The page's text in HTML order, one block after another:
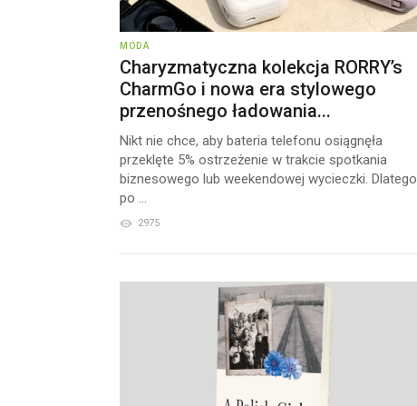
MODA
Charyzmatyczna kolekcja RORRY’s
CharmGo i nowa era stylowego
przenośnego ładowania...
Nikt nie chce, aby bateria telefonu osiągnęła
przeklęte 5% ostrzeżenie w trakcie spotkania
biznesowego lub weekendowej wycieczki. Dlatego
po ...
2975